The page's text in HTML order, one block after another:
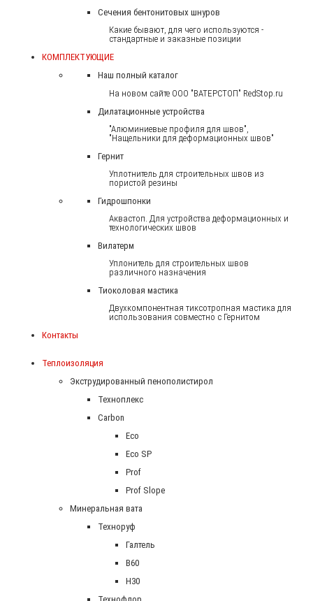
Сечения бентонитовых шнуров
Какие бывают, для чего используются -
стандартные и заказные позиции
КОМПЛЕКТУЮЩИЕ
Наш полный каталог
На новом сайте ООО "ВАТЕРСТОП" RedStop.ru
Дилатационные устройства
"Алюминиевые профиля для швов",
"Нащельники для деформационных швов"
Гернит
Уплотнитель для строительных швов из
пористой резины
Гидрошпонки
Аквастоп. Для устройства деформационных и
технологических швов
Вилатерм
Уплонитель для строительных швов
различного назначения
Тиоколовая мастика
Двухкомпонентная тиксотропная мастика для
использования совместно с Гернитом
Контакты
Теплоизоляция
Экструдированный пенополистирол
Техноплекс
Carbon
Eco
Eco SP
Prof
Prof Slope
Минеральная вата
Техноруф
Галтель
В60
Н30